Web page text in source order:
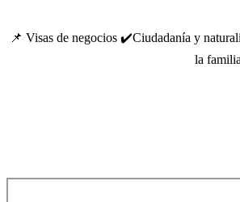
📌 Visas de negocios ✔️Ciudadanía y
la